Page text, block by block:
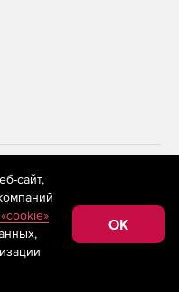
применяются
технологии
сбора,
относящихся к
Федерации)
сайт,
OK